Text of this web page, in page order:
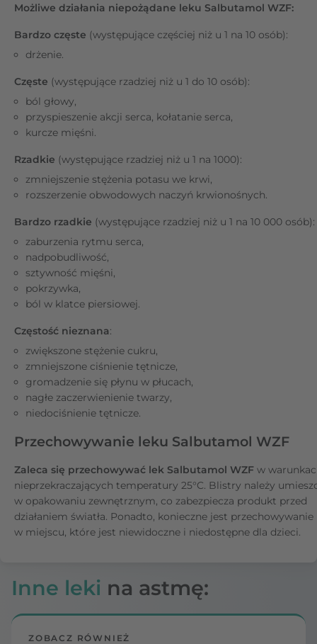
Możliwe działania niepożądane leku Salbutamol WZF:
Bardzo częste (występujące częściej niż u 1 na 10 osób):
drżenie.
Częste (występujące rzadziej niż u 1 do 10 osób):
ból głowy,
przyspieszenie akcji serca, kołatanie serca,
kurcze mięśni.
Rzadkie (występujące rzadziej niż u 1 na 1000):
zmniejszenie stężenia potasu we krwi,
rozszerzenie obwodowych naczyń krwionośnych.
Bardzo rzadkie (występujące rzadziej niż u 1 na 10 000 osób):
zaburzenia rytmu serca,
nadpobudliwość,
sztywność mięśni,
pokrzywka,
ból w klatce piersiowej.
Częstość nieznana:
zwiększone stężenie cukru,
zmniejszone ciśnienie tętnicze,
gromadzenie się płynu w płucach,
nagłe zaczerwienienie twarzy,
niedociśnienie tętnicze.
Przechowywanie leku Salbutamol WZF
Zaleca się przechowywać lek Salbutamol WZF w
nieprzekraczających temperatury 25°C. Blistry należy
w opakowaniu zewnętrznym, co zabezpiecza produkt przed
działaniem światła. Ponadto, konieczne jest przechowywanie
w miejscu, które jest niewidoczne i niedostępne dla dzieci.
Inne leki na astmę:
ZOBACZ RÓWNIEŻ